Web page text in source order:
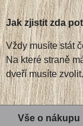
Jak zjistit zda
Vždy musíte stát
Na které straně
dveří musíte zvolit.
Vše o nákupu